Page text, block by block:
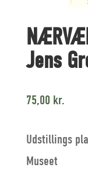
Jens
75,00 kr.
Udstillings
Museet